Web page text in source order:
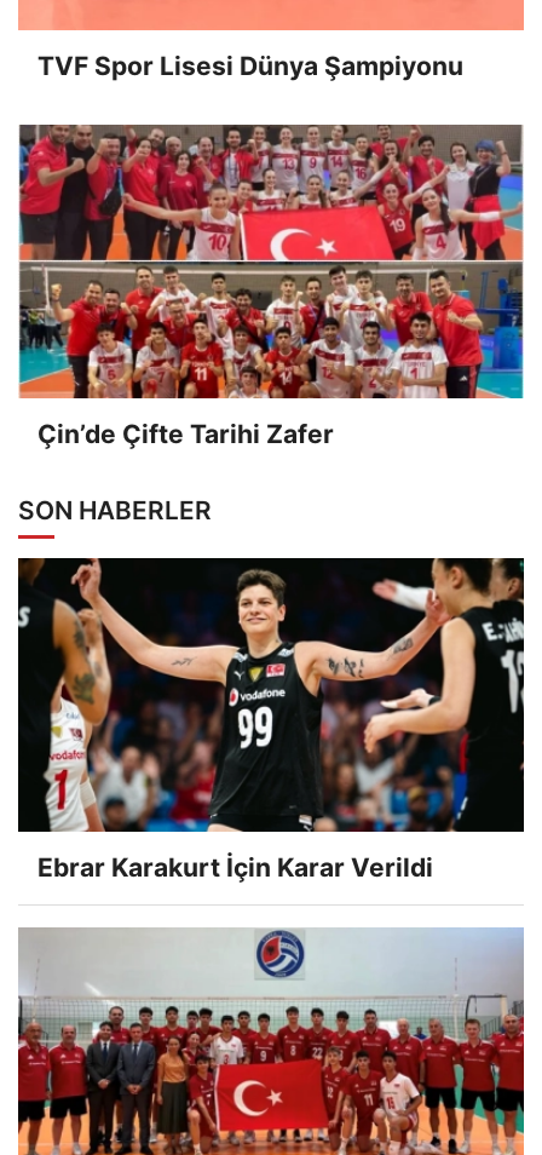
TVF Spor Lisesi Dünya Şampiyonu
Çin’de Çifte Tarihi Zafer
SON HABERLER
Ebrar Karakurt İçin Karar Verildi